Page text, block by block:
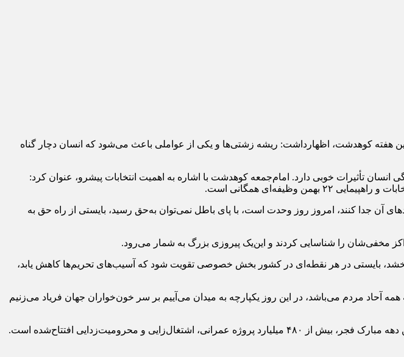
هفته کوهدشت، اظهارداشت: ریشه‌ زشتی‌ها و یکی از عواملی باعث می‌شود که انسان دچار گناه
تأثیرات خوبی دارد. امام‌جمعه کوهدشت با اشاره به اهمیت انتخابات پیشرو، عنوان کرد:
همگانی است.
آن جدا کنند، امروز روز وحدت است، با پای باطل نمی‌توان به‌حق رسید، بایستی از راه حق به
بایستی در هر نقطه‌ای در کشور بخش خصوصی تقویت شود که آسیب‌های تحریم‌ها کاهش یابد،
همه آحاد مردم می‌باشد، در این روز یکپارچه به میدان می‌آییم بر سر خون‌خواران جهان فریاد می‌زنیم
و محرومیت‌زدایی افتتاح‌شده است.